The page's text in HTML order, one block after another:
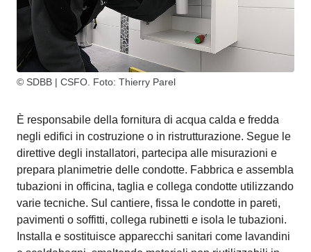
© SDBB | CSFO. Foto: Thierry Parel
È responsabile della fornitura di acqua calda e fredda
negli edifici in costruzione o in ristrutturazione. Segue le
direttive degli installatori, partecipa alle misurazioni e
prepara planimetrie delle condotte. Fabbrica e assembla
tubazioni in officina, taglia e collega condotte utilizzando
varie tecniche. Sul cantiere, fissa le condotte in pareti,
pavimenti o soffitti, collega rubinetti e isola le tubazioni.
Installa e sostituisce apparecchi sanitari come lavandini